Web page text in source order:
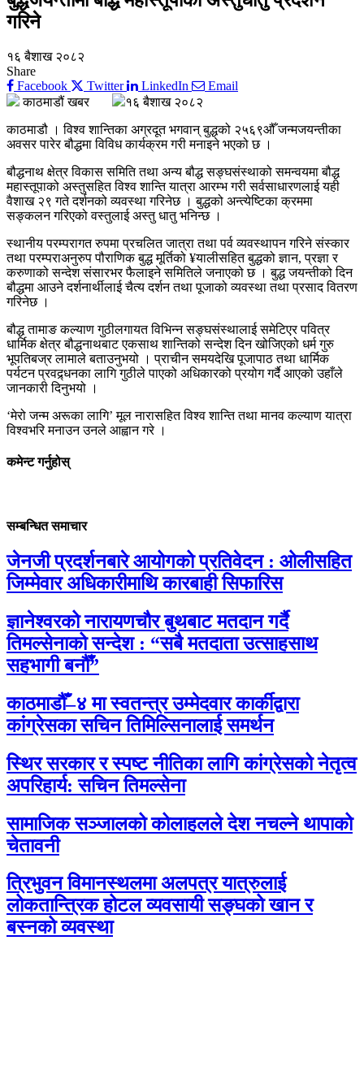
गरिने
१६ बैशाख २०८२
Share
Facebook
Twitter LinkedIn
Email
काठमाडौं खबर
१६ बैशाख २०८२
काठमाडौ । विश्व शान्तिका अग्रदूत भगवान् बुद्धको २५६९औँ जन्मजयन्तीका
अवसर पारेर बौद्धमा विविध कार्यक्रम गरी मनाइने भएको छ ।
बौद्धनाथ क्षेत्र विकास समिति तथा अन्य बौद्ध सङ्घसंस्थाको समन्वयमा बौद्ध
महास्तूपाको अस्तुसहित विश्व शान्ति यात्रा आरम्भ गरी सर्वसाधारणलाई यही
वैशाख २९ गते दर्शनको व्यवस्था गरिनेछ । बुद्धको अन्त्येष्टिका क्रममा
सङ्कलन गरिएको वस्तुलाई अस्तु धातु भनिन्छ ।
स्थानीय परम्परागत रुपमा प्रचलित जात्रा तथा पर्व व्यवस्थापन गरिने संस्कार
तथा परम्पराअनुरुप पौराणिक बुद्ध मूर्तिको ¥यालीसहित बुद्धको ज्ञान, प्रज्ञा र
करुणाको सन्देश संसारभर फैलाइने समितिले जनाएको छ । बुद्ध जयन्तीको दिन
बौद्धमा आउने दर्शनार्थीलाई चैत्य दर्शन तथा पूजाको व्यवस्था तथा प्रसाद वितरण
गरिनेछ ।
बौद्ध तामाङ कल्याण गुठीलगायत विभिन्न सङ्घसंस्थालाई समेटिएर पवित्र
धार्मिक क्षेत्र बौद्धनाथबाट एकसाथ शान्तिको सन्देश दिन खोजिएको धर्म गुरु
भूपतिबज्र लामाले बताउनुभयो । प्राचीन समयदेखि पूजापाठ तथा धार्मिक
पर्यटन प्रवद्र्धनका लागि गुठीले पाएको अधिकारको प्रयोग गर्दै आएको उहाँले
जानकारी दिनुभयो ।
‘मेरो जन्म अरूका लागि’ मूल नारासहित विश्व शान्ति तथा मानव कल्याण यात्रा
विश्वभरि मनाउन उनले आह्वान गरे ।
कमेन्ट गर्नुहोस्
सम्बन्धित समाचार
जेनजी प्रदर्शनबारे आयोगको प्रतिवेदन : ओलीसहित
जिम्मेवार अधिकारीमाथि कारबाही सिफारिस
ज्ञानेश्वरको नारायणचौर बुथबाट मतदान गर्दै
तिमल्सेनाको सन्देश : “सबै मतदाता उत्साहसाथ
सहभागी बनौँ”
काठमाडौँ–४ मा स्वतन्त्र उम्मेदवार कार्कीद्वारा
कांग्रेसका सचिन तिमिल्सिनालाई समर्थन
स्थिर सरकार र स्पष्ट नीतिका लागि कांग्रेसको नेतृत्व
अपरिहार्य: सचिन तिमल्सेना
सामाजिक सञ्जालको कोलाहलले देश नचल्ने थापाको
चेतावनी
त्रिभुवन विमानस्थलमा अलपत्र यात्रुलाई
लोकतान्त्रिक होटल व्यवसायी सङ्घको खान र
बस्नको व्यवस्था